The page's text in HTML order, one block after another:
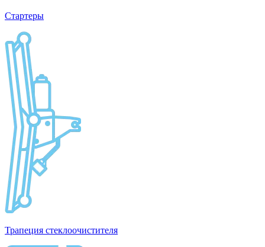
Стартеры
Трапеция стеклоочистителя